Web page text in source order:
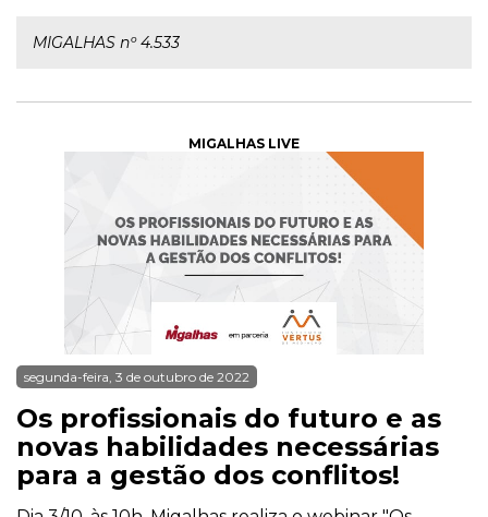
MIGALHAS nº 4.533
MIGALHAS LIVE
segunda-feira, 3 de outubro de 2022
Os profissionais do futuro e as
novas habilidades necessárias
para a gestão dos conflitos!